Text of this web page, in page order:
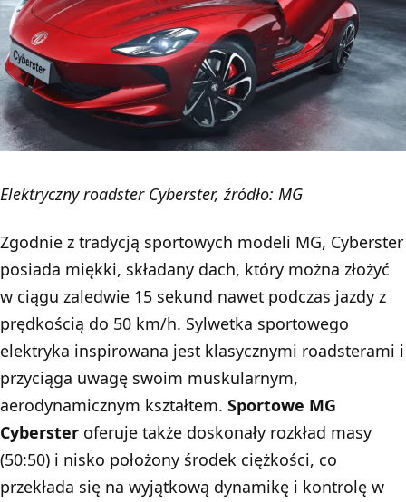
Elektryczny roadster Cyberster, źródło: MG
Zgodnie z tradycją sportowych modeli MG, Cyberster
posiada miękki, składany dach, który można złożyć
w ciągu zaledwie 15 sekund nawet podczas jazdy z
prędkością do 50 km/h. Sylwetka sportowego
elektryka inspirowana jest klasycznymi roadsterami i
przyciąga uwagę swoim muskularnym,
aerodynamicznym kształtem. Sportowe MG
Cyberster oferuje także doskonały rozkład masy
(50:50) i nisko położony środek ciężkości, co
przekłada się na wyjątkową dynamikę i kontrolę w